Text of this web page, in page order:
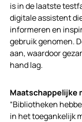
is in de laatste
digitale assistent
informeren en
gebruik genomen.
aan, waardoor
hand lag.
Maatschappelijke
“Bibliotheken
in het toegankelijk